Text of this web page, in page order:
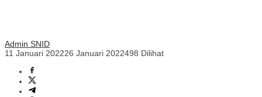
Admin SNID
11 Januari 202226 Januari 2022498 Dilihat